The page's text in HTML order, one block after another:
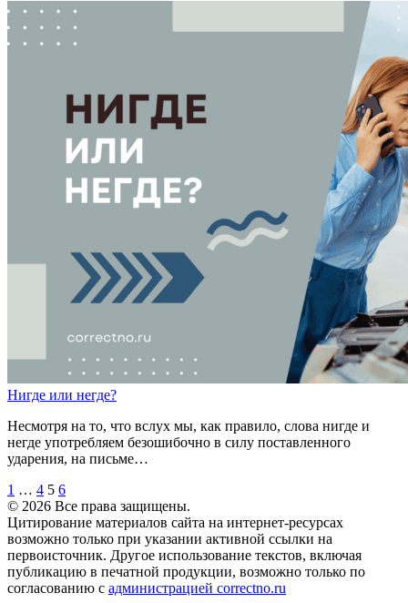
Нигде или негде?
Несмотря на то, что вслух мы, как правило, слова нигде и
негде употребляем безошибочно в силу поставленного
ударения, на письме…
1 … 4 5 6
© 2026 Все права защищены.
Цитирование материалов сайта на интернет-ресурсах
возможно только при указании активной ссылки на
первоисточник. Другое использование текстов, включая
публикацию в печатной продукции, возможно только по
согласованию с администрацией correctno.ru